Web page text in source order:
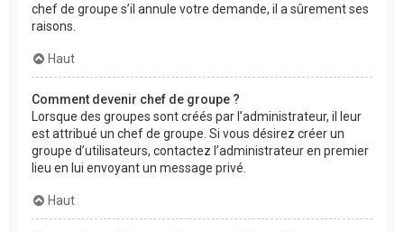
chef de groupe s’il annule votre demande, il a sûrement ses
raisons.
Haut
Comment devenir chef de groupe ?
Lorsque des groupes sont créés par l’administrateur, il leur
est attribué un chef de groupe. Si vous désirez créer un
groupe d’utilisateurs, contactez l’administrateur en premier
lieu en lui envoyant un message privé.
Haut